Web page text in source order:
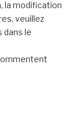
la modification
veuillez
dans le